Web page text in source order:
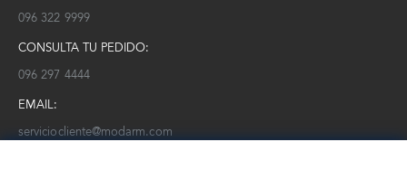
096 322 9999
CONSULTA TU PEDIDO:
096 297 4444
EMAIL:
serviciocliente@modarm.com